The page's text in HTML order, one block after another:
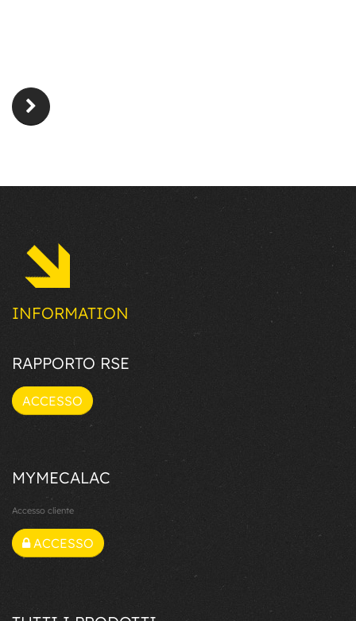
INFORMATION
RAPPORTO RSE
ACCESSO
MYMECALAC
Accesso cliente
ACCESSO